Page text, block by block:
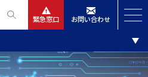
緊急窓口 お問い合わせ